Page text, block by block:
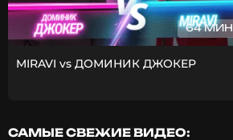
64 МИН
MIRAVI vs ДОМИНИК ДЖОКЕР
САМЫЕ СВЕЖИЕ ВИДЕО: